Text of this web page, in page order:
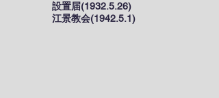
設置届(1932.5.26)
江景教会(1942.5.1)